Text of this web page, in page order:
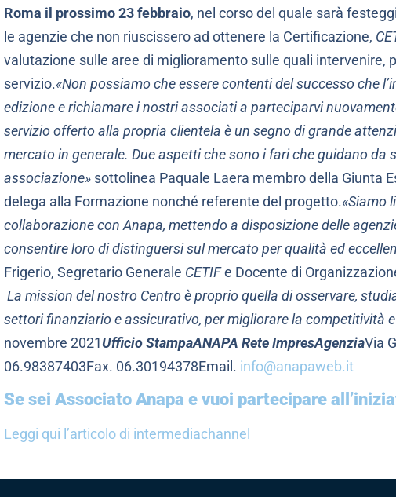
Roma il prossimo 23 febbraio, nel corso del quale sarà
le agenzie che non riuscissero ad ottenere la Certificazione,
valutazione sulle aree di miglioramento sulle quali intervenire,
servizio.«Non possiamo che essere contenti del successo che
edizione e richiamare i nostri associati a parteciparvi
servizio offerto alla propria clientela è un segno di grande
mercato in generale. Due aspetti che sono i fari che guidano da
associazione»sottolinea Paquale Laera membro della Giunta
delega alla Formazione nonché referente del progetto.«Siamo
collaborazione con Anapa, mettendo a disposizione delle
consentire loro di distinguersi sul mercato per qualità ed
Frigerio, Segretario Generale CETIFe Docente di
La mission del nostro Centro è proprio quella di osservare,
settori finanziario e assicurativo, per migliorare la competitività
novembre 2021Ufficio StampaANAPA Rete ImpresAgenziaVia
06.98387403Fax. 06.30194378Email. info@anapaweb.it
Se sei Associato Anapa e vuoi partecipare
Leggi qui l’articolo di intermediachannel